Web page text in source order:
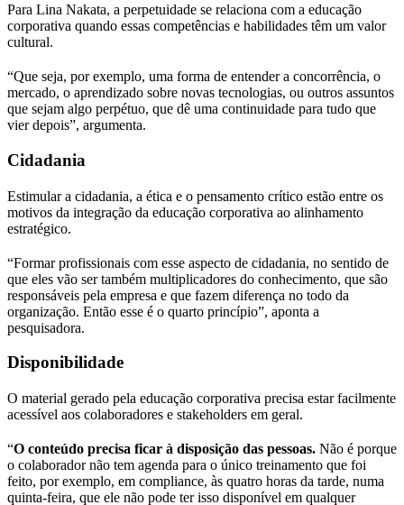
Para Lina Nakata, a perpetuidade se relaciona com a educação
corporativa quando essas competências e habilidades têm um valor
cultural.
“Que seja, por exemplo, uma forma de entender a concorrência, o
mercado, o aprendizado sobre novas tecnologias, ou outros assuntos
que sejam algo perpétuo, que dê uma continuidade para tudo que
vier depois”, argumenta.
Cidadania
Estimular a cidadania, a ética e o pensamento crítico estão entre os
motivos da integração da educação corporativa ao alinhamento
estratégico.
“Formar profissionais com esse aspecto de cidadania, no sentido de
que eles vão ser também multiplicadores do conhecimento, que são
responsáveis pela empresa e que fazem diferença no todo da
organização. Então esse é o quarto princípio”, aponta a
pesquisadora.
Disponibilidade
O material gerado pela educação corporativa precisa estar facilmente
acessível aos colaboradores e stakeholders em geral.
“O conteúdo precisa ficar à disposição das pessoas. Não é porque
o colaborador não tem agenda para o único treinamento que foi
feito, por exemplo, em compliance, às quatro horas da tarde, numa
quinta-feira, que ele não pode ter isso disponível em qualquer